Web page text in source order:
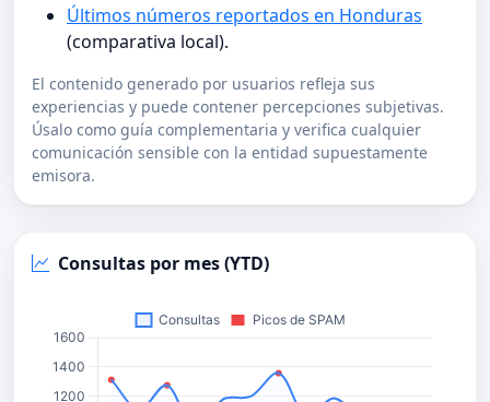
Últimos números reportados en Honduras
(comparativa local).
El contenido generado por usuarios refleja sus
experiencias y puede contener percepciones subjetivas.
Úsalo como guía complementaria y verifica cualquier
comunicación sensible con la entidad supuestamente
emisora.
Consultas por mes (YTD)